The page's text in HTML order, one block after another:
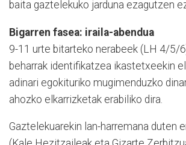
baita gaztelekuko jarduna ezagutzen
Bigarren fasea: iraila-abendua
9-11 urte bitarteko nerabeek (LH 4/5/
beharrak identifikatzea ikastetxeekin
adinari egokituriko mugimenduzko
ahozko elkarrizketak erabiliko dira.
Gaztelekuarekin lan-harremana duten